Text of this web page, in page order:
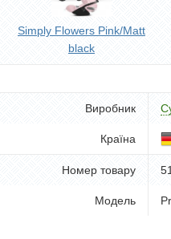
Simply Flowers Pink/Matt
black
Виробник
Країна
Номер товару
Модель